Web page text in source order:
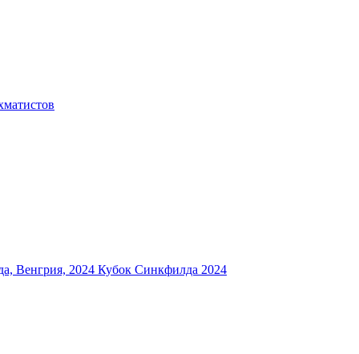
Венгрия, 2024 Кубок Синкфилда 2024